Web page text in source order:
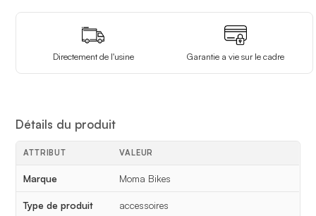
Directement de l'usine Garantie a vie sur le cadre
Détails du produit
Détails du produit
ATTRIBUT VALEUR
Marque Moma Bikes
Type de produit accessoires